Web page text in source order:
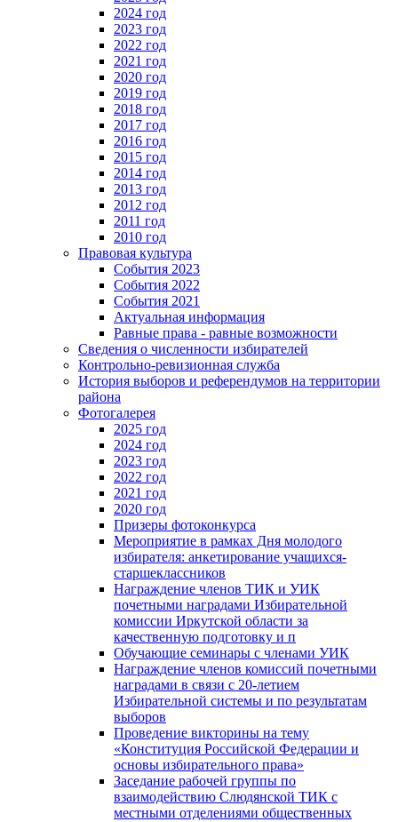
2024 год
2023 год
2022 год
2021 год
2020 год
2019 год
2018 год
2017 год
2016 год
2015 год
2014 год
2013 год
2012 год
2011 год
2010 год
Правовая культура
События 2023
События 2022
События 2021
Актуальная информация
Равные права - равные возможности
Сведения о численности избирателей
Контрольно-ревизионная служба
История выборов и референдумов на территории
района
Фотогалерея
2025 год
2024 год
2023 год
2022 год
2021 год
2020 год
Призеры фотоконкурса
Мероприятие в рамках Дня молодого
избирателя: анкетирование учащихся-
старшеклассников
Награждение членов ТИК и УИК
почетными наградами Избирательной
комиссии Иркутской области за
качественную подготовку и п
Обучающие семинары с членами УИК
Награждение членов комиссий почетными
наградами в связи с 20-летием
Избирательной системы и по результатам
выборов
Проведение викторины на тему
«Конституция Российской Федерации и
основы избирательного права»
Заседание рабочей группы по
взаимодействию Слюдянской ТИК с
местными отделениями общественных